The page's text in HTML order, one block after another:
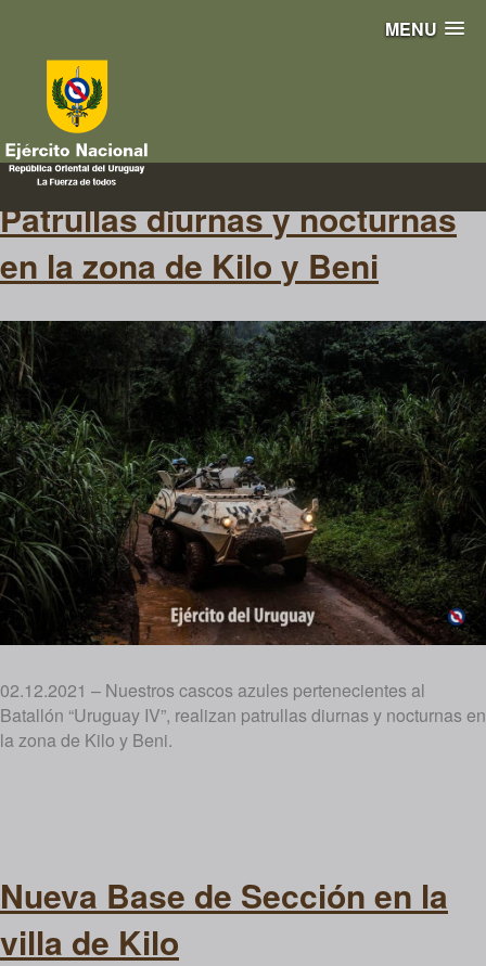
MENU
kilo
Patrullas diurnas y nocturnas
en la zona de Kilo y Beni
02.12.2021 – Nuestros cascos azules pertenecientes al
Batallón “Uruguay IV”, realizan patrullas diurnas y nocturnas en
la zona de Kilo y Beni.
Nueva Base de Sección en la
villa de Kilo